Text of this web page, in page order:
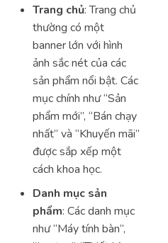
Trang chủ: Trang chủ
thường có một
banner lớn với hình
ảnh sắc nét của các
sản phẩm nổi bật. Các
mục chính như “Sản
phẩm mới”, “Bán chạy
nhất” và “Khuyến mãi”
được sắp xếp một
cách khoa học.
Danh mục sản
phẩm: Các danh mục
như “Máy tính bàn”,